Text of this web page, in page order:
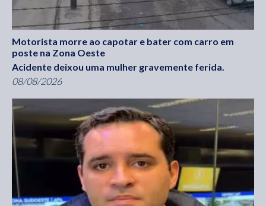
Motorista morre ao capotar e bater com carro em
poste na Zona Oeste
Acidente deixou uma mulher gravemente ferida.
08/08/2026